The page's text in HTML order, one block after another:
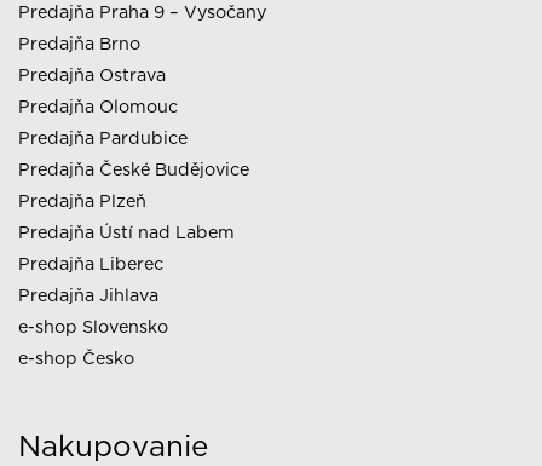
Predajňa Praha 9 – Vysočany
Predajňa Brno
Predajňa Ostrava
Predajňa Olomouc
Predajňa Pardubice
Predajňa České Budějovice
Predajňa Plzeň
Predajňa Ústí nad Labem
Predajňa Liberec
Predajňa Jihlava
e-shop Slovensko
e-shop Česko
Nakupovanie